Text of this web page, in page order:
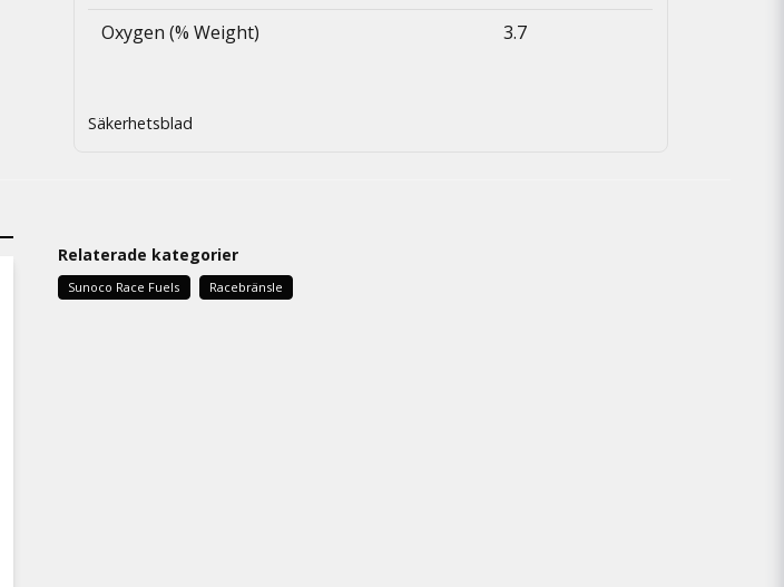
Oxygen (% Weight)
3.7
Säkerhetsblad
Relaterade kategorier
Sunoco Race Fuels Racebränsle